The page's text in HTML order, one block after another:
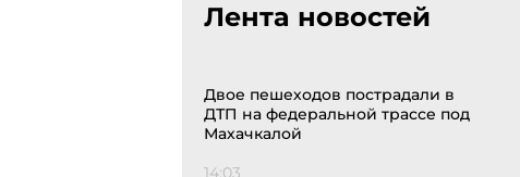
Лента новостей
Двое пешеходов пострадали в
ДТП на федеральной трассе под
Махачкалой